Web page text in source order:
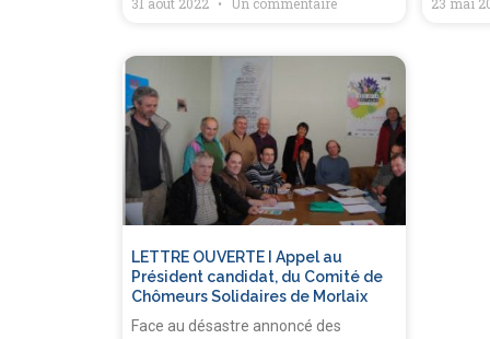
LETTRE OUVERTE I Appel au
Président candidat, du Comité de
Chômeurs Solidaires de Morlaix
Face au désastre annoncé des